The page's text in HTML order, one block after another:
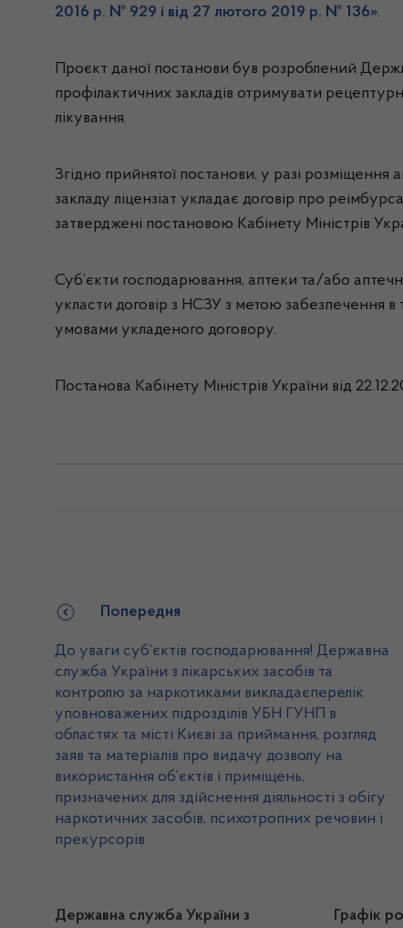
2016 р. № 929 і від 27 лютого 2019 р. № 136».
Проєкт даної постанови був розроблений
профілактичних закладів отримувати
лікування.
Згідно прийнятої постанови, у разі розміщення
закладу ліцензіат укладає договір про
затверджені постановою Кабінету Міністрів
Суб’єкти господарювання, аптеки та/або
укласти договір з НСЗУ з метою забезпечення в
умовами укладеного договору.
Постанова Кабінету Міністрів України від
Попередня
До уваги суб’єктів господарювання! Державна
служба України з лікарських засобів та
контролю за наркотиками викладаєперелік
уповноважених підрозділів УБН ГУНП в
областях та місті Києві за приймання, розгляд
заяв та матеріалів про видачу дозволу на
використання об’єктів і приміщень,
призначених для здійснення діяльності з обігу
наркотичних засобів, психотропних речовин і
прекурсорів
Державна служба України з Графік